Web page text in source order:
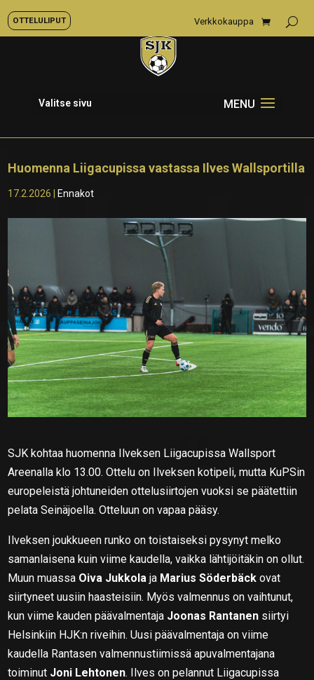
OTTELULIPUT Verkkokauppa
Valitse sivu
Huomenna Liigacupissa vastassa Ilves Wallsportilla
17.2.2026 Ennakot
SJK kohtaa huomenna Ilveksen Liigacupissa Wallsport
Areenalla klo 13.00. Ottelu on Ilveksen kotipeli, mutta KuPSin
europeleistä johtuneiden ottelusiirtojen vuoksi se päätettiin
pelata Seinäjoella. Otteluun on vapaa pääsy.
Ilveksen joukkueen runko on toistaiseksi pysynyt melko
samanlaisena kuin viime kaudella, vaikka lähtijöitäkin on ollut.
Muun muassa Oiva Jukkola ja Marius Söderbäck ovat
siirtyneet uusiin haasteisiin. Myös valmennus on vaihtunut,
kun viime kauden päävalmentaja Joonas Rantanen siirtyi
Helsinkiin HJK:n riveihin. Uusi päävalmentaja on viime
kaudella Rantasen valmennustiimissä apuvalmentajana
toiminut Joni Lehtonen. Ilves on pelannut Liigacupissa